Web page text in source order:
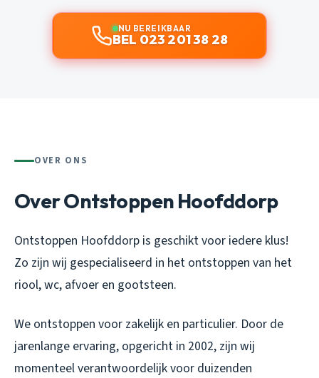
NU BEREIKBAAR
BEL 023 201 38 28
OVER ONS
Over Ontstoppen Hoofddorp
Ontstoppen Hoofddorp is geschikt voor iedere klus!
Zo zijn wij gespecialiseerd in het ontstoppen van het
riool, wc, afvoer en gootsteen.
We ontstoppen voor zakelijk en particulier. Door de
jarenlange ervaring, opgericht in 2002, zijn wij
momenteel verantwoordelijk voor duizenden